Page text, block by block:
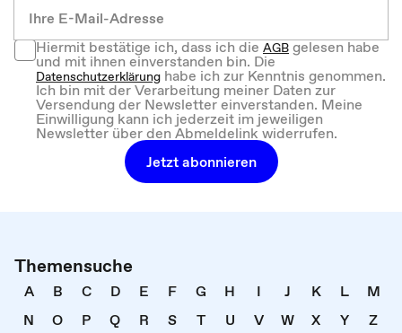
Hiermit bestätige ich, dass ich dieAGBgelesen habe
und mit ihnen einverstanden bin. Die
Datenschutzerklärung habe ich zur Kenntnis genommen.
Ich bin mit der Verarbeitung meiner Daten zur
Versendung der Newsletter einverstanden. Meine
Einwilligung kann ich jederzeit im jeweiligen
Newsletter über den Abmeldelink widerrufen.
Jetzt abonnieren
Themensuche
A B C D E F G H I J K L
M
N
O P Q R S T U V W X Y
Z